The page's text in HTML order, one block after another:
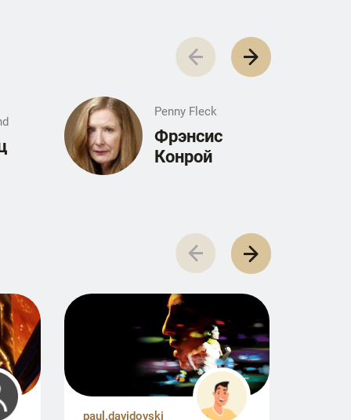
Penny Fleck
Фрэнсис
Конрой
paul.davidovski